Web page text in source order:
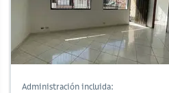
Administración incluida: